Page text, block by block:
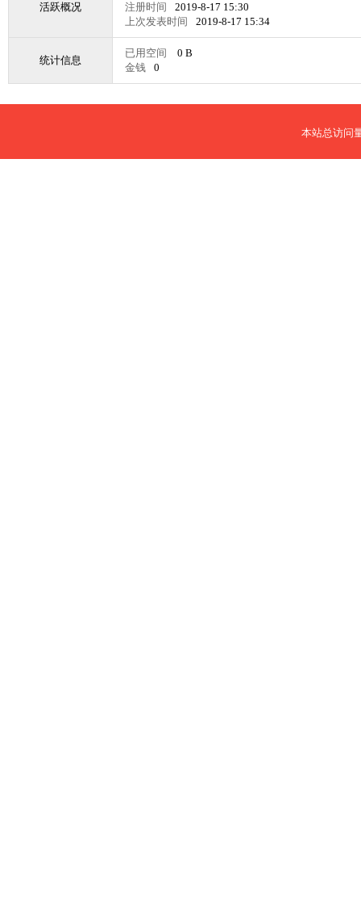
活跃概况
注册时间
2019-8-17 15:30
上次发表时间
2019-8-17 15:34
统计信息
已用空间
0 B
金钱
0
本站总访问